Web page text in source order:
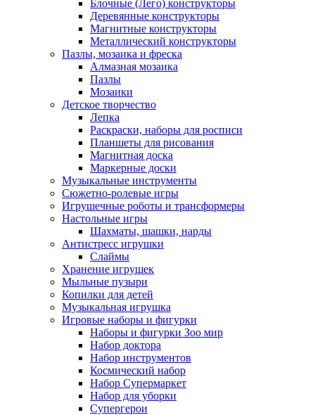
Блочные (Лего) конструкторы
Деревянные конструкторы
Магнитные конструкторы
Металлический конструкторы
Пазлы, мозаика и фреска
Алмазная мозаика
Пазлы
Мозаики
Детское творчество
Лепка
Раскраски, наборы для росписи
Планшеты для рисования
Магнитная доска
Маркерные доски
Музыкальные инструменты
Сюжетно-ролевые игры
Игрушечные роботы и трансформеры
Настольные игры
Шахматы, шашки, нарды
Антистресс игрушки
Слаймы
Хранение игрушек
Мыльные пузыри
Копилки для детей
Музыкальная игрушка
Игровые наборы и фигурки
Наборы и фигурки Зоо мир
Набор доктора
Набор инструментов
Космический набор
Hабор Супермаркет
Набор для уборки
Супергерои